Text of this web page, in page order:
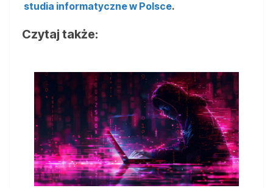
studia informatyczne w Polsce.
Czytaj także: